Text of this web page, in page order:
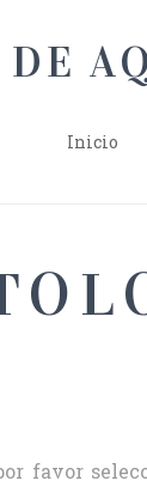
Inicio
favor